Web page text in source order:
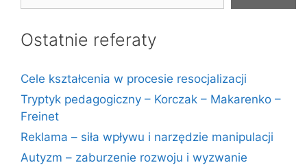
Ostatnie referaty
Cele kształcenia w procesie resocjalizacji
Tryptyk pedagogiczny – Korczak – Makarenko –
Freinet
Reklama – siła wpływu i narzędzie manipulacji
Autyzm – zaburzenie rozwoju i wyzwanie